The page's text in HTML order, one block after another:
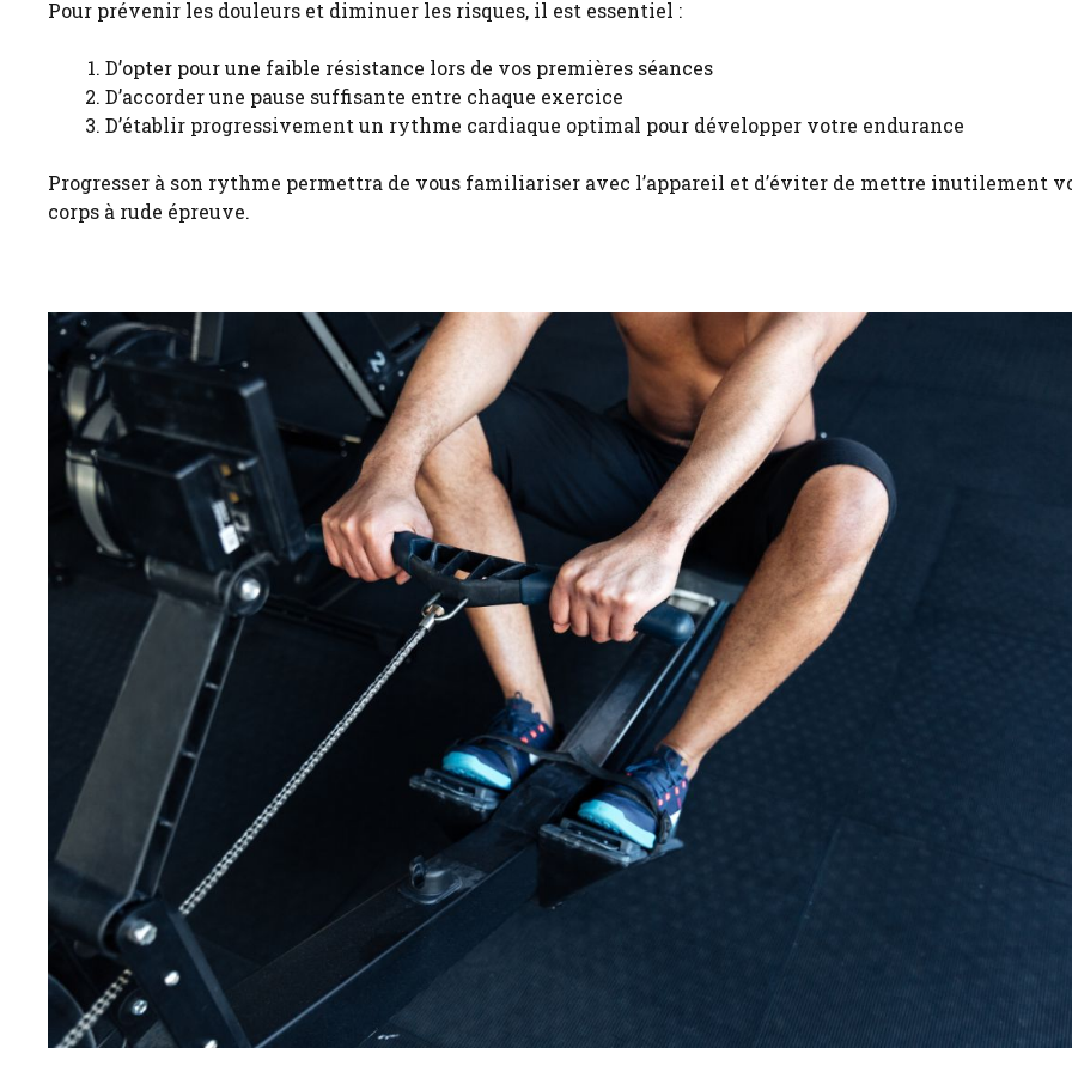
Pour prévenir les douleurs et diminuer les risques, il est essentiel :
D’opter pour une faible résistance lors de vos premières séances
D’accorder une pause suffisante entre chaque exercice
D’établir progressivement un rythme cardiaque optimal pour développer votre endurance
Progresser à son rythme permettra de vous familiariser avec l’appareil et d’éviter de mettre inutilement
corps à rude épreuve.